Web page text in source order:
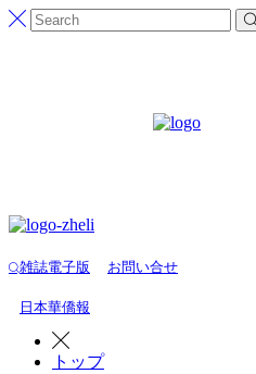
雑誌電子版 お問い合せ
日本華僑報
トップ